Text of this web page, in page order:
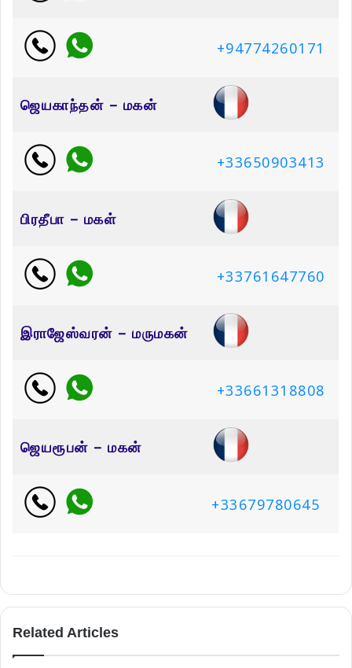
+94774260171
ஜெயகாந்தன் – மகன்
+33650903413
பிரதீபா – மகள்
+33761647760
இராஜேஸ்வரன் – மருமகன்
+33661318808
ஜெயரூபன் – மகன்
+33679780645
Related Articles